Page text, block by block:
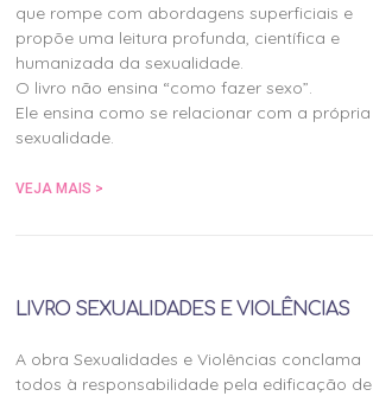
que rompe com abordagens superficiais e
propõe uma leitura profunda, científica e
humanizada da sexualidade.
O livro não ensina “como fazer sexo”.
Ele ensina como se relacionar com a própria
sexualidade.
VEJA MAIS >
LIVRO SEXUALIDADES E VIOLÊNCIAS
A obra Sexualidades e Violências conclama
todos à responsabilidade pela edificação de